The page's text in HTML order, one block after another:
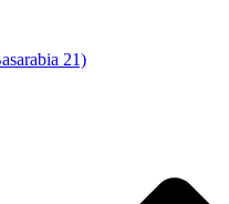
21)